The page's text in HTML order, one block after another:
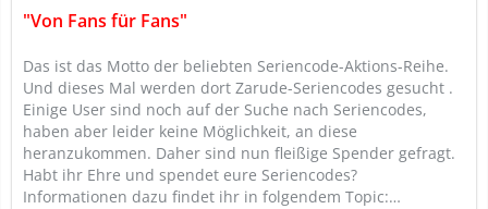
"Von Fans für Fans"
Das ist das Motto der beliebten Seriencode-Aktions-Reihe.
Und dieses Mal werden dort Zarude-Seriencodes gesucht .
Einige User sind noch auf der Suche nach Seriencodes,
haben aber leider keine Möglichkeit, an diese
heranzukommen. Daher sind nun fleißige Spender gefragt.
Habt ihr Ehre und spendet eure Seriencodes?
Informationen dazu findet ihr in folgendem Topic:…